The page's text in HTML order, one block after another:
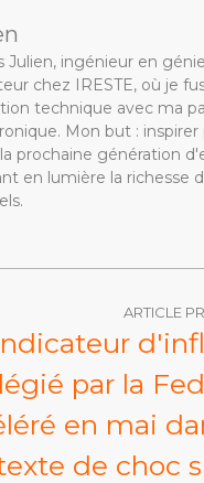
Julien, ingénieur en
chez IRESTE, où je
technique avec ma
Mon but : inspirer
prochaine génération
en lumière la richesse
ARTICLE
par la
en mai
de choc